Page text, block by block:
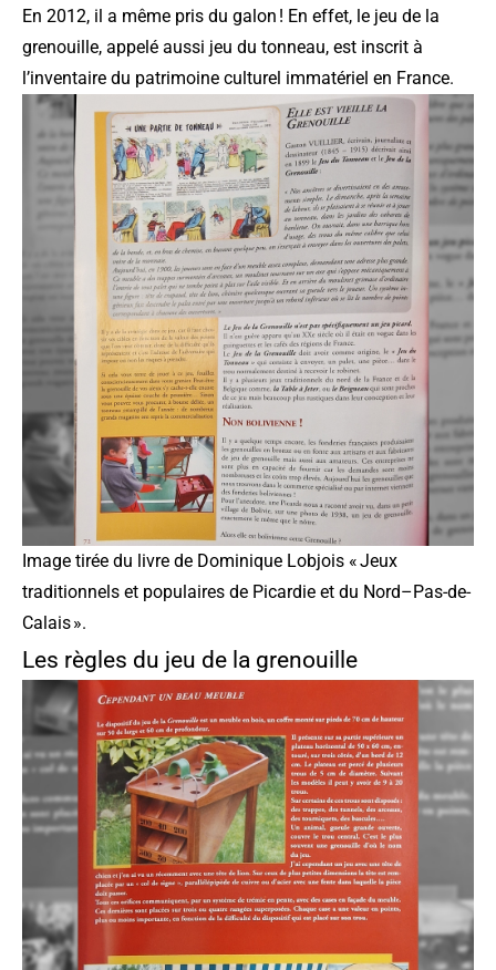
En 2012, il a même pris du galon ! En effet, le jeu de la
grenouille, appelé aussi jeu du tonneau, est inscrit à
l’inventaire du patrimoine culturel immatériel en France.
Image tirée du livre de Dominique Lobjois « Jeux
traditionnels et populaires de Picardie et du Nord–Pas-de-
Calais ».
Les règles du jeu de la grenouille